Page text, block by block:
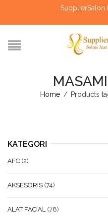
Home / Products
KATEGORI
AFC (2)
AKSESORIS (74)
ALAT FACIAL (78)